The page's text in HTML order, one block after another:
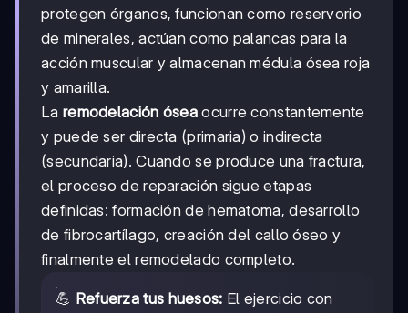
protegen órganos, funcionan como reservorio
de minerales, actúan como palancas para la
acción muscular y almacenan médula ósea roja
y amarilla.
La remodelación ósea ocurre constantemente
y puede ser directa (primaria) o indirecta
(secundaria). Cuando se produce una fractura,
el proceso de reparación sigue etapas
definidas: formación de hematoma, desarrollo
de fibrocartílago, creación del callo óseo y
finalmente el remodelado completo.
💪 Refuerza tus huesos: El ejercicio con